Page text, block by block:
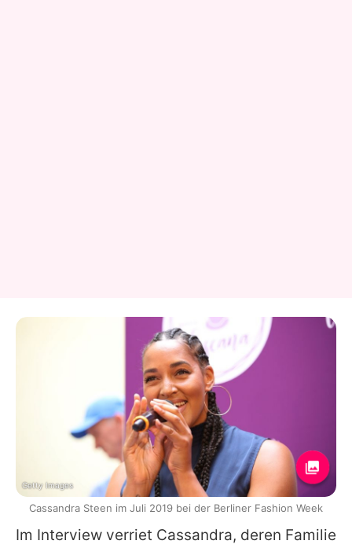
Im Interview verriet Cassandra, deren Familie
Getty Images
Cassandra Steen im Juli 2019 bei der Berliner Fashion Week